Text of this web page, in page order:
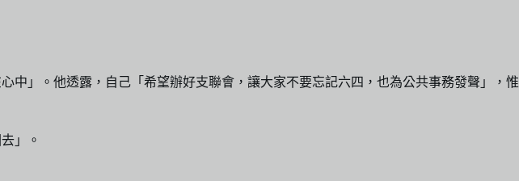
」。他透露，自己「希望辦好支聯會，讓大家不要忘記六四，也為公共事務發聲」，惟
」。